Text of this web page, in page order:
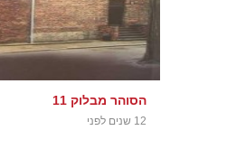
הסוהר מבלוק 11
12 שנים לפני